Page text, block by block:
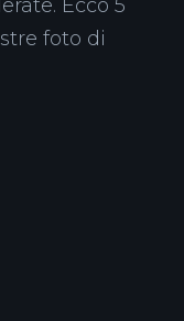
Ecco 5
foto di